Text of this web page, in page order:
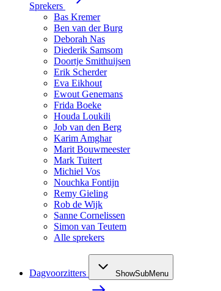
Sprekers
Bas Kremer
Ben van der Burg
Deborah Nas
Diederik Samsom
Doortje Smithuijsen
Erik Scherder
Eva Eikhout
Ewout Genemans
Frida Boeke
Houda Loukili
Job van den Berg
Karim Amghar
Marit Bouwmeester
Mark Tuitert
Michiel Vos
Nouchka Fontijn
Remy Gieling
Rob de Wijk
Sanne Cornelissen
Simon van Teutem
Alle sprekers
Dagvoorzitters ShowSubMenu